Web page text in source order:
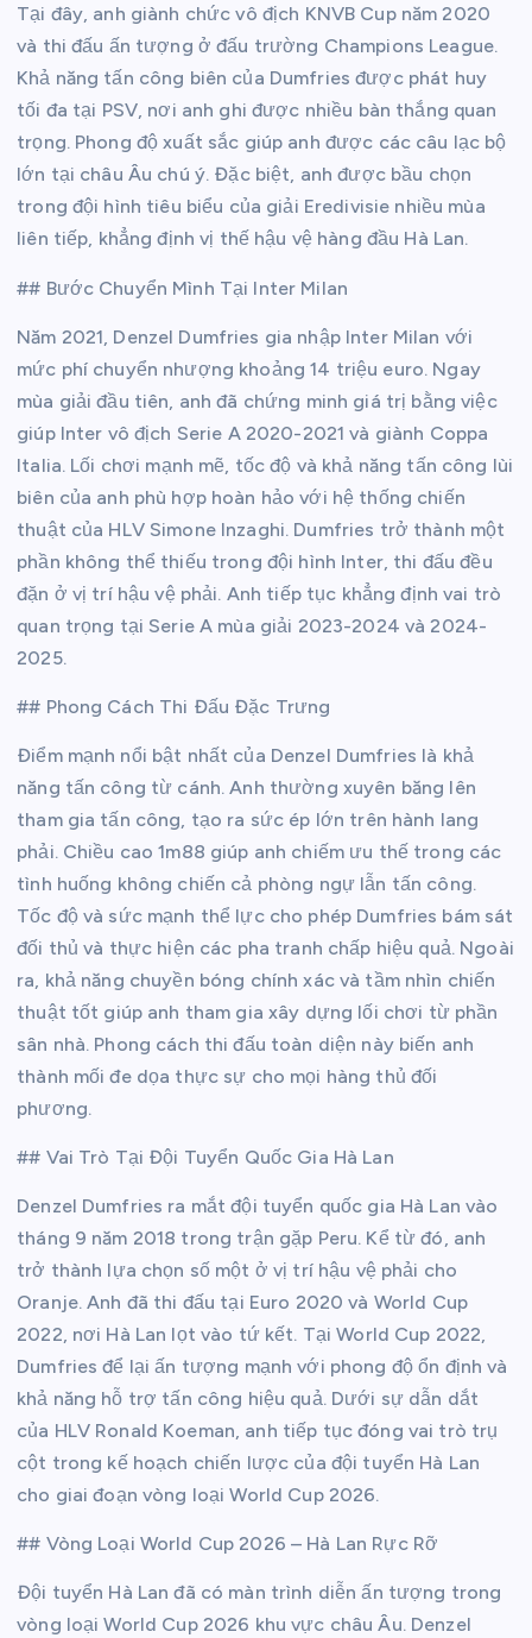
Tại đây, anh giành chức vô địch KNVB Cup năm 2020
và thi đấu ấn tượng ở đấu trường Champions League.
Khả năng tấn công biên của Dumfries được phát huy
tối đa tại PSV, nơi anh ghi được nhiều bàn thắng quan
trọng. Phong độ xuất sắc giúp anh được các câu lạc bộ
lớn tại châu Âu chú ý. Đặc biệt, anh được bầu chọn
trong đội hình tiêu biểu của giải Eredivisie nhiều mùa
liên tiếp, khẳng định vị thế hậu vệ hàng đầu Hà Lan.
## Bước Chuyển Mình Tại Inter Milan
Năm 2021, Denzel Dumfries gia nhập Inter Milan với
mức phí chuyển nhượng khoảng 14 triệu euro. Ngay
mùa giải đầu tiên, anh đã chứng minh giá trị bằng việc
giúp Inter vô địch Serie A 2020-2021 và giành Coppa
Italia. Lối chơi mạnh mẽ, tốc độ và khả năng tấn công lùi
biên của anh phù hợp hoàn hảo với hệ thống chiến
thuật của HLV Simone Inzaghi. Dumfries trở thành một
phần không thể thiếu trong đội hình Inter, thi đấu đều
đặn ở vị trí hậu vệ phải. Anh tiếp tục khẳng định vai trò
quan trọng tại Serie A mùa giải 2023-2024 và 2024-
2025.
## Phong Cách Thi Đấu Đặc Trưng
Điểm mạnh nổi bật nhất của Denzel Dumfries là khả
năng tấn công từ cánh. Anh thường xuyên băng lên
tham gia tấn công, tạo ra sức ép lớn trên hành lang
phải. Chiều cao 1m88 giúp anh chiếm ưu thế trong các
tình huống không chiến cả phòng ngự lẫn tấn công.
Tốc độ và sức mạnh thể lực cho phép Dumfries bám sát
đối thủ và thực hiện các pha tranh chấp hiệu quả. Ngoài
ra, khả năng chuyền bóng chính xác và tầm nhìn chiến
thuật tốt giúp anh tham gia xây dựng lối chơi từ phần
sân nhà. Phong cách thi đấu toàn diện này biến anh
thành mối đe dọa thực sự cho mọi hàng thủ đối
phương.
## Vai Trò Tại Đội Tuyển Quốc Gia Hà Lan
Denzel Dumfries ra mắt đội tuyển quốc gia Hà Lan vào
tháng 9 năm 2018 trong trận gặp Peru. Kể từ đó, anh
trở thành lựa chọn số một ở vị trí hậu vệ phải cho
Oranje. Anh đã thi đấu tại Euro 2020 và World Cup
2022, nơi Hà Lan lọt vào tứ kết. Tại World Cup 2022,
Dumfries để lại ấn tượng mạnh với phong độ ổn định và
khả năng hỗ trợ tấn công hiệu quả. Dưới sự dẫn dắt
của HLV Ronald Koeman, anh tiếp tục đóng vai trò trụ
cột trong kế hoạch chiến lược của đội tuyển Hà Lan
cho giai đoạn vòng loại World Cup 2026.
## Vòng Loại World Cup 2026 – Hà Lan Rực Rỡ
Đội tuyển Hà Lan đã có màn trình diễn ấn tượng trong
vòng loại World Cup 2026 khu vực châu Âu. Denzel